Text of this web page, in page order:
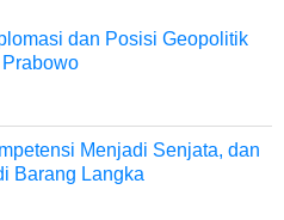
dan Posisi Geopolitik
Prabowo
Menjadi Senjata, dan
Barang Langka